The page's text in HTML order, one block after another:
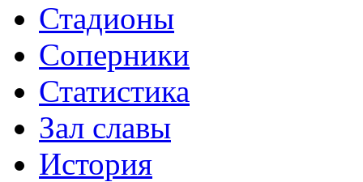
Стадионы
Соперники
Статистика
Зал славы
История